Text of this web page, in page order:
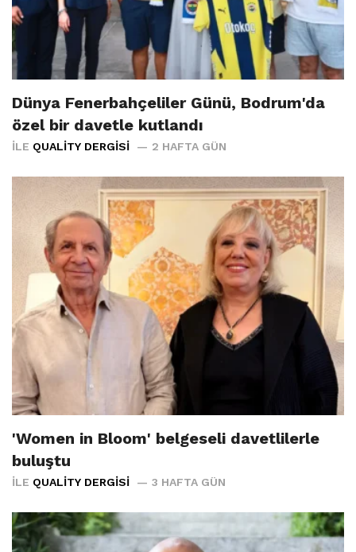
Dünya Fenerbahçeliler Günü, Bodrum'da
özel bir davetle kutlandı
İLE QUALITY DERGISI 2 HAFTA GÜN
'Women in Bloom' belgeseli davetlilerle
buluştu
İLE QUALITY DERGISI 3 HAFTA GÜN